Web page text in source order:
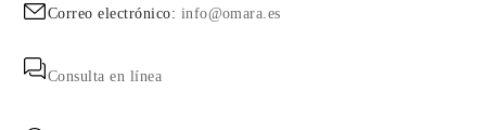
Correo electrónico: info@omara.es
Consulta en línea